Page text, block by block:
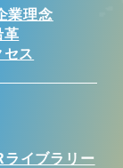
業理念
革
ス
ライブラリー